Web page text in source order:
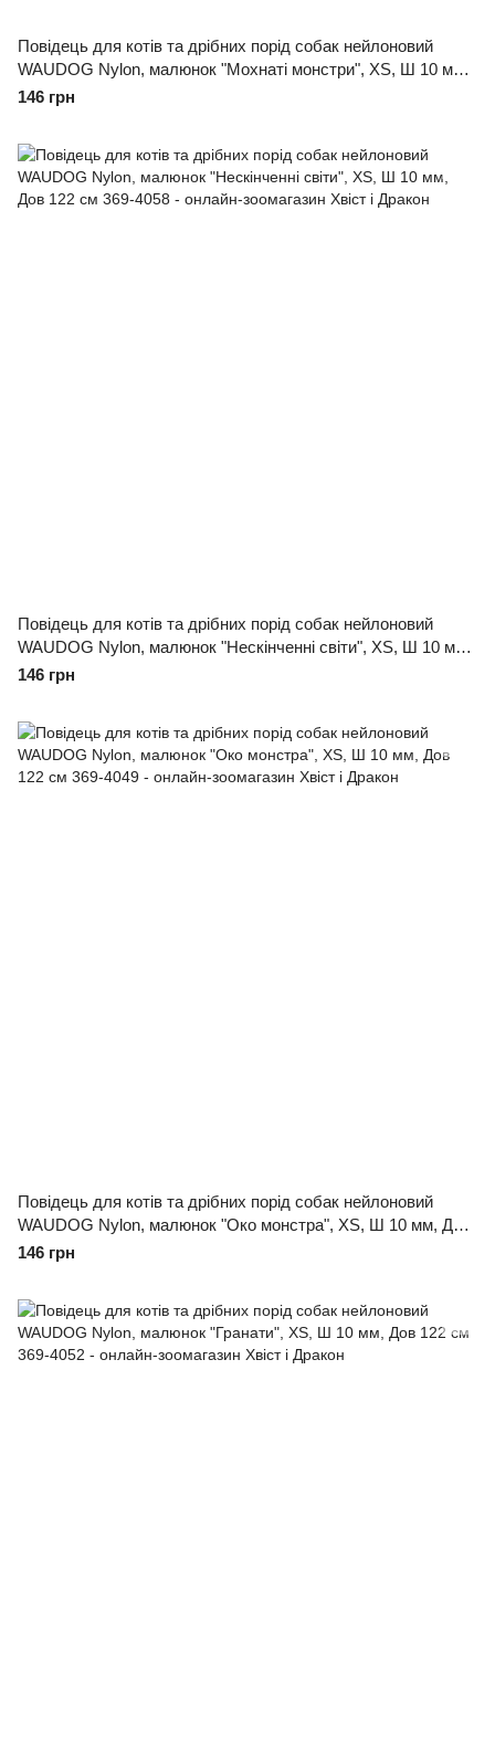
Повідець для котів та дрібних порід собак нейлоновий
WAUDOG Nylon, малюнок "Мохнаті монстри", XS, Ш 10 мм,
Дов 122 см
146 грн
Повідець для котів та дрібних порід собак нейлоновий
WAUDOG Nylon, малюнок "Нескінченні світи", XS, Ш 10 мм,
Дов 122 см
146 грн
Повідець для котів та дрібних порід собак нейлоновий
WAUDOG Nylon, малюнок "Око монстра", XS, Ш 10 мм, Дов
122 см
146 грн